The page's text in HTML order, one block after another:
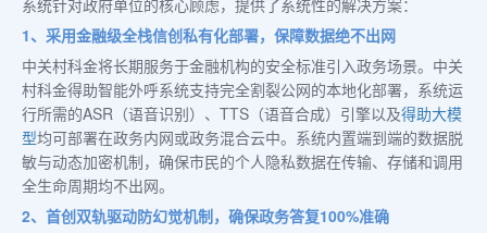
1、采用金融级全栈信创私有化部署，保障数据绝不出网
中关村科金将长期服务于金融机构的安全标准引入政务场景。中关
村科金得助智能外呼系统支持完全割裂公网的本地化部署，系统运
行所需的ASR（语音识别）、TTS（语音合成）引擎以及得助大模
型均可部署在政务内网或政务混合云中。系统内置端到端的数据脱
敏与动态加密机制，确保市民的个人隐私数据在传输、存储和调用
全生命周期均不出网。
2、首创双轨驱动防幻觉机制，确保政务答复100%准确